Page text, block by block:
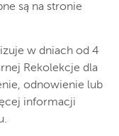
są na stronie
w dniach od 4
Rekolekcje dla
odnowienie lub
informacji